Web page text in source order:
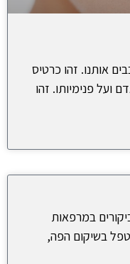
אותנו. זהו כרטיס
ועל פנימיותו. זהו
ביקורים במרפאות
בשיקום הפה,